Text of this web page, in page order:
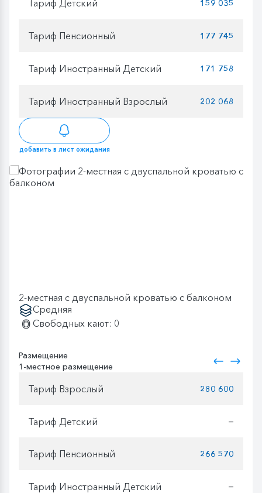
Тариф Детский 159 035
Тариф Пенсионный 177 745
Тариф Иностранный Детский 171 758
Тариф Иностранный Взрослый 202 068
добавить в лист ожидания
2-местная с двуспальной кроватью с балконом
Средняя
Свободных кают: 0
Размещение
1-местное размещение
Тариф Взрослый 280 600
Тариф Детский —
Тариф Пенсионный 266 570
Тариф Иностранный Детский —